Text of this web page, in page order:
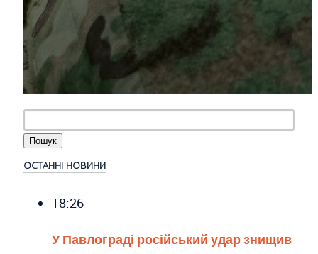
ОСТАННІ НОВИНИ
18:26
У Павлограді російський удар знищив